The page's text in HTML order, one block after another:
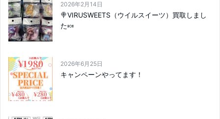
2026年2月14日
🍭VIRUSWEETS（ウイルスイーツ）買取しまし
た🍬
2026年6月25日
キャンペーンやってます！